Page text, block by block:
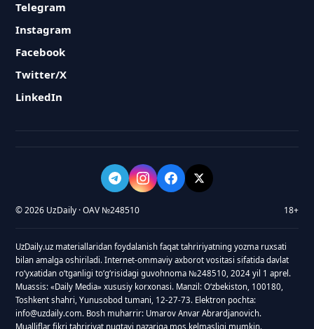
Telegram
Instagram
Facebook
Twitter/X
LinkedIn
© 2026 UzDaily · OAV №248510 18+
UzDaily.uz materiallaridan foydalanish faqat tahririyatning yozma ruxsati
bilan amalga oshiriladi. Internet-ommaviy axborot vositasi sifatida davlat
roʻyxatidan oʻtganligi toʻgʻrisidagi guvohnoma №248510, 2024 yil 1 aprel.
Muassis: «Daily Media» xususiy korxonasi. Manzil: Oʻzbekiston, 100180,
Toshkent shahri, Yunusobod tumani, 12-27-73. Elektron pochta:
info@uzdaily.com. Bosh muharrir: Umarov Anvar Abrardjanovich.
Mualliflar fikri tahririyat nuqtayi nazariga mos kelmasligi mumkin.